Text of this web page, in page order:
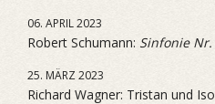
06. APRIL 2023
Robert Schumann: Sinfonie Nr.
25. MÄRZ 2023
Richard Wagner: Tristan und